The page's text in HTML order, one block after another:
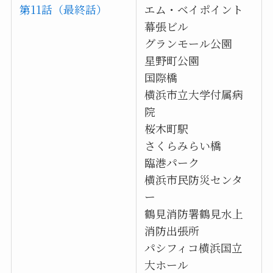
第11話（最終話）
エム・ベイポイント
幕張ビル
グランモール公園
星野町公園
国際橋
横浜市立大学付属病
院
桜木町駅
さくらみらい橋
臨港パーク
横浜市民防災センタ
ー
鶴見消防署鶴見水上
消防出張所
パシフィコ横浜国立
大ホール